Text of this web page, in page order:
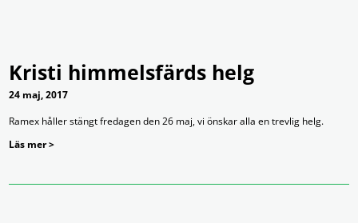
Kristi himmelsfärds helg
24 maj, 2017
Ramex håller stängt fredagen den 26 maj, vi önskar alla en trevlig helg.
Läs mer >